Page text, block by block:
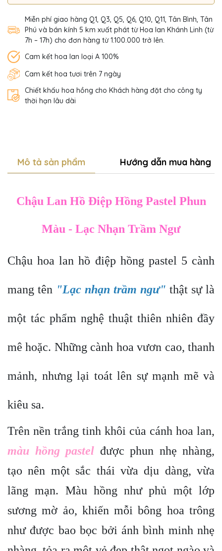
Miễn phí giao hàng Q1, Q3, Q5, Q6, Q10, Q11, Tân Bình, Tân
Phú và bán kính 5 km xuất phát từ Hoa lan Khánh Linh (từ
7h – 17h) cho đơn hàng từ 1.100.000 trở lên.
Cam kết hoa lan loại A 100%
Cam kết hoa tươi trên 7 ngày
Chiết khấu hoa hồng cho Khách hàng đặt cho công ty
thời hạn lâu dài
Mô tả sản phẩm Hướng dẫn mua hàng
Chậu Lan Hồ Điệp Hồng Pastel Phun
Màu - Lạc Nhạn Trầm Ngư
Chậu hoa lan hồ điệp hồng pastel 5 cành
mang tên "Lạc nhạn trầm ngư" thật sự là
một tác phẩm nghệ thuật thiên nhiên đầy
mê hoặc. Những cành hoa vươn cao, thanh
mảnh, nhưng lại toát lên sự mạnh mẽ và
kiêu sa.
Trên nền trắng tinh khôi của cánh hoa lan,
màu hồng pastel được phun nhẹ nhàng,
tạo nên một sắc thái vừa dịu dàng, vừa
lãng mạn. Màu hồng như phủ một lớp
sương mờ ảo, khiến mỗi bông hoa trông
như được bao bọc bởi ánh bình minh nhẹ